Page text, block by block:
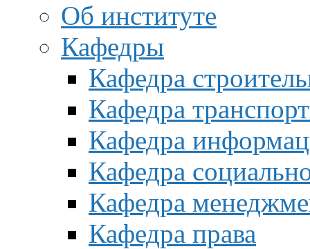
Об институте
Кафедры
Кафедра
Кафедра
Кафедра
Кафедра
Кафедра
Кафедра права